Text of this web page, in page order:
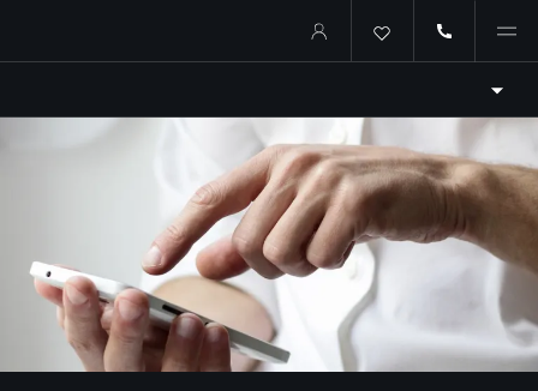
Купить квартиру в ипотеку